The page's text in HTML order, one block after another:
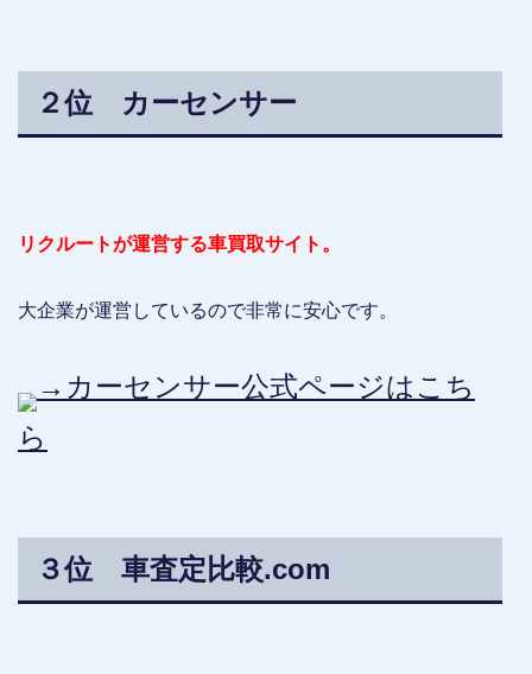
２位 カーセンサー
リクルートが運営する車買取サイト。
大企業が運営しているので非常に安心です。
→カーセンサー公式ページはこち
ら
３位 車査定比較.com